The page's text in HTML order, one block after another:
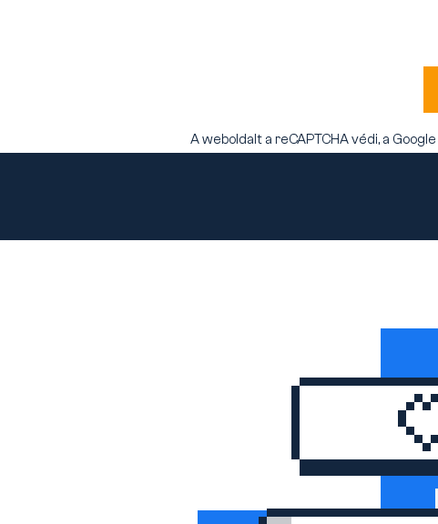
A weboldalt a reCAPTCHA védi, a Google